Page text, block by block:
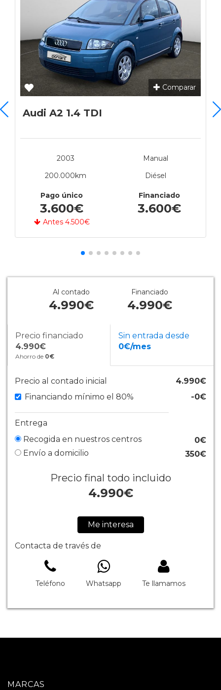
Comparar
Audi A2 1.4 TDI
2003
200.000km
Manual
Diésel
Pago único
3.600€
Antes 4.500€
Financiado
3.600€
Al contado
4.990€
Financiado
4.990€
Precio financiado
4.990€
Ahorro de 0€
Sin entrada desde
0€/mes
Precio al contado inicial
4.990€
Financiando mínimo el 80%
-0€
Entrega
Recogida en nuestros centros
0€
Envío a domicilio
350€
Precio final todo incluido
4.990€
Me interesa
Contacta de través de
Teléfono Whatsapp Te llamamos
MARCAS